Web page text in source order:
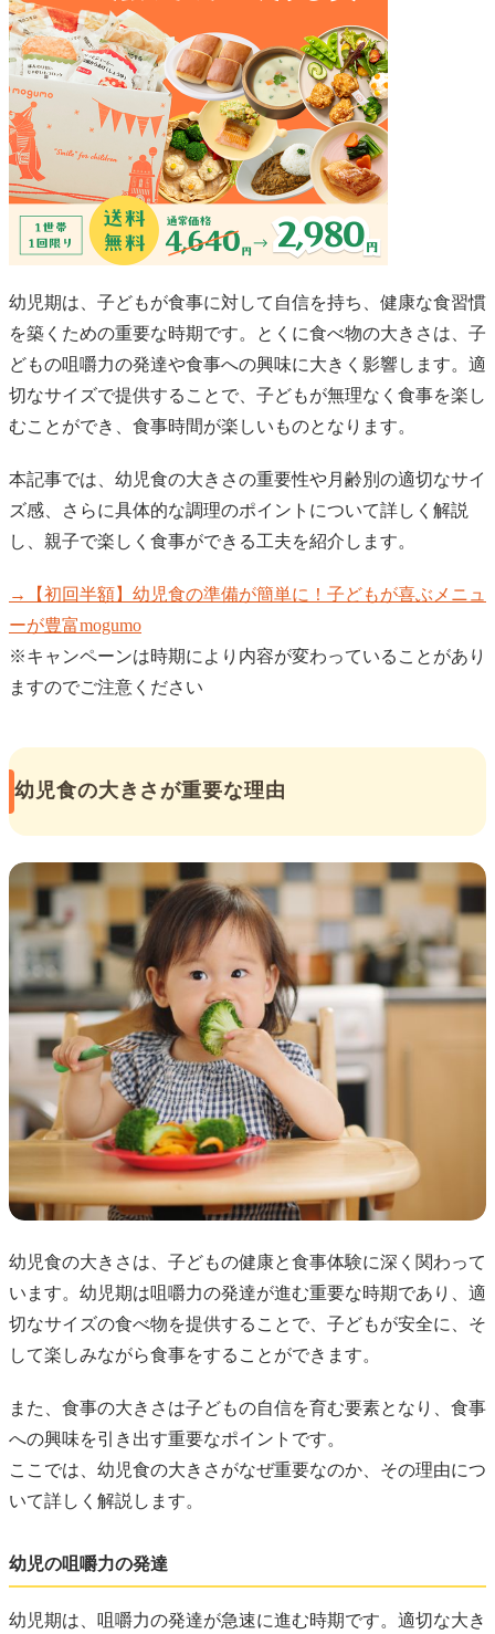
幼児期は、子どもが食事に対して自信を持ち、健康な食習慣
を築くための重要な時期です。とくに食べ物の大きさは、子
どもの咀嚼力の発達や食事への興味に大きく影響します。適
切なサイズで提供することで、子どもが無理なく食事を楽し
むことができ、食事時間が楽しいものとなります。
本記事では、幼児食の大きさの重要性や月齢別の適切なサイ
ズ感、さらに具体的な調理のポイントについて詳しく解説
し、親子で楽しく食事ができる工夫を紹介します。
→【初回半額】幼児食の準備が簡単に！子どもが喜ぶメニュ
ーが豊富mogumo
※キャンペーンは時期により内容が変わっていることがあり
ますのでご注意ください
幼児食の大きさが重要な理由
幼児食の大きさは、子どもの健康と食事体験に深く関わって
います。幼児期は咀嚼力の発達が進む重要な時期であり、適
切なサイズの食べ物を提供することで、子どもが安全に、そ
して楽しみながら食事をすることができます。
また、食事の大きさは子どもの自信を育む要素となり、食事
への興味を引き出す重要なポイントです。
ここでは、幼児食の大きさがなぜ重要なのか、その理由につ
いて詳しく解説します。
幼児の咀嚼力の発達
幼児期は、咀嚼力の発達が急速に進む時期です。適切な大き